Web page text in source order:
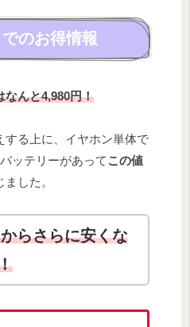
のお得情報
なんと4,980円！
する上に、イヤホン単体で
ッテリーがあってこの値
ました。
らさらに安くな